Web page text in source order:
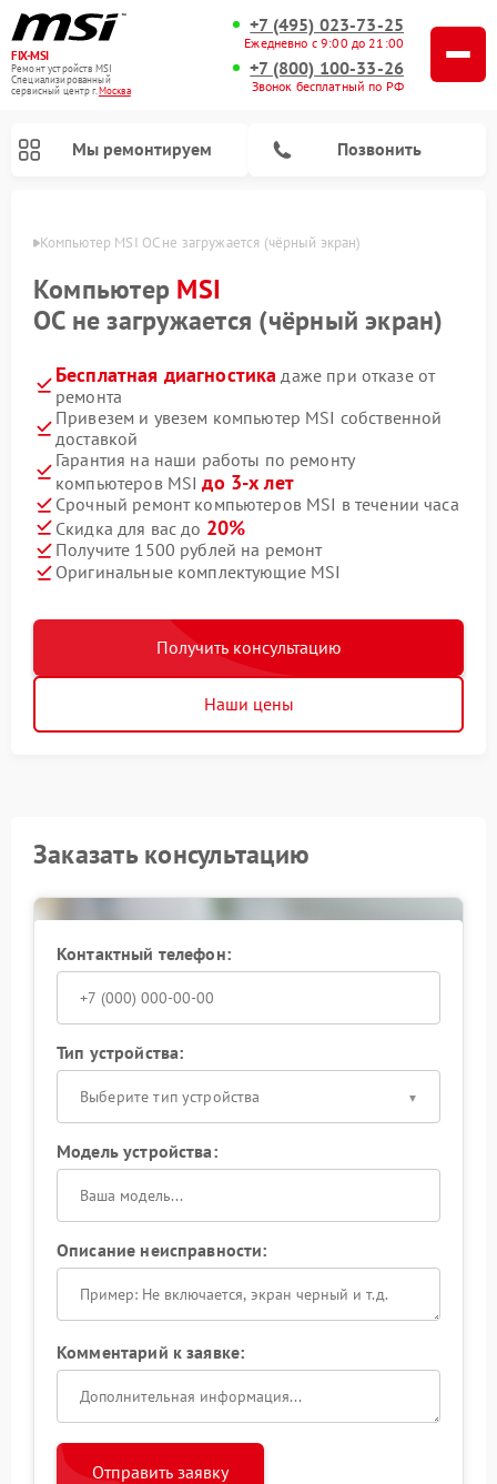
FIX-MSI
Ремонт устройств MSI
Специализированный
cервисный центр г.Москва
+7 (495) 023-73-25
Ежедневно с 9:00 до 21:00
+7 (800) 100-33-26
Звонок бесплатный по РФ
Мы ремонтируем Позвонить
Компьютер MSI ОС не загружается (чёрный экран)
Компьютер MSI
ОС не загружается (чёрный экран)
Бесплатная диагностика даже при отказе от
ремонта
Привезем и увезем компьютер MSI собственной
доставкой
Гарантия на наши работы по ремонту
компьютеров MSIдо 3-х лет
Срочный ремонт компьютеров MSI в течении часа
Скидка для вас до 20%
Получите 1500 рублей на ремонт
Оригинальные комплектующие MSI
Получить консультацию
Наши цены
Заказать консультацию
Контактный телефон:
Тип устройства:
Выберите тип устройства
Модель устройства:
Описание неисправности:
Комментарий к заявке:
Отправить заявку